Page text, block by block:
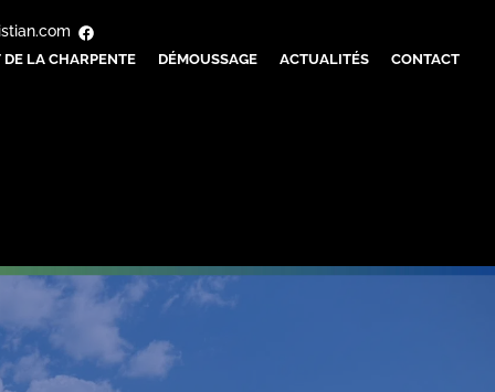
LA CHARPENTE DÉMOUSSAGE ACTUALITÉS CONTACT